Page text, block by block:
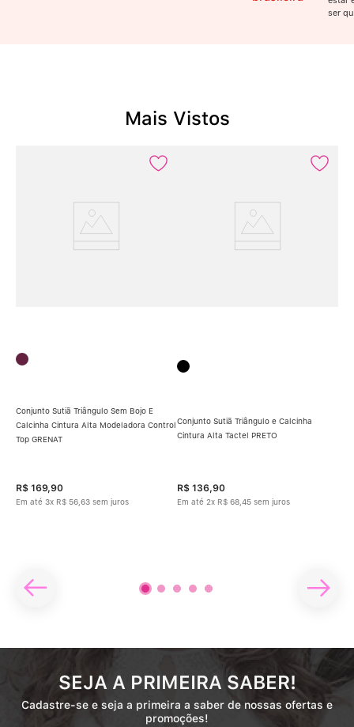
ser
Mais Vistos
Conjunto Sutiã Triângulo Sem Bojo E
Calcinha Cintura Alta Modeladora Control
Top GRENAT
R$ 169,90
Em até 3x R$ 56 63 sem juros
Conjunto Sutiã Triângulo e Calcinha
Cintura Alta Tactel PRETO
R$ 136,90
Em até 2x R$ 68 45 sem juros
SEJA A PRIMEIRA SABER!
Cadastre-se e seja a primeira a saber de nossas ofertas e
promoções!